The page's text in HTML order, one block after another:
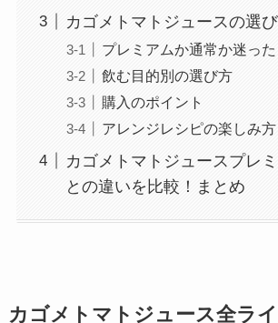
カゴメトマトジュースの選
プレミアムか通常か迷った
飲む目的別の選び方
購入のポイント
アレンジレシピの楽しみ方
カゴメトマトジュースプレ
との違いを比較！まとめ
カゴメトマトジュース全ラ